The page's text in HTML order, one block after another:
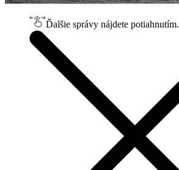
Ďalšie správy nájdete potiahnutím.